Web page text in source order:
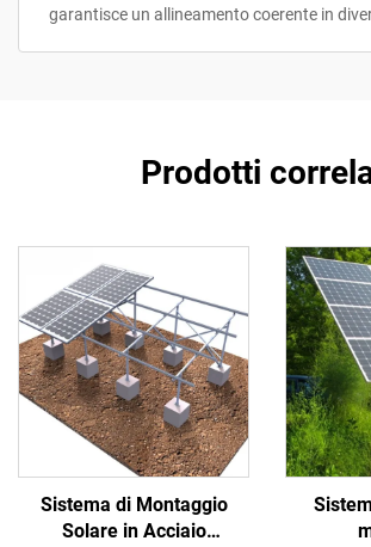
garantisce un allineamento coerente in
Prodotti
Sistema di Montaggio
Solare in Acciaio